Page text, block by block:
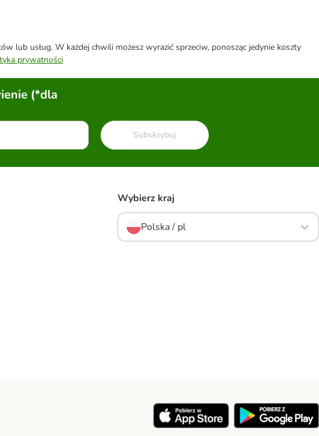
lub usług. W każdej chwili możesz wyrazić sprzeciw, ponosząc jedynie koszty
prywatności
(*dla
Subskrybuj
Wybierz kraj
Polska / pl